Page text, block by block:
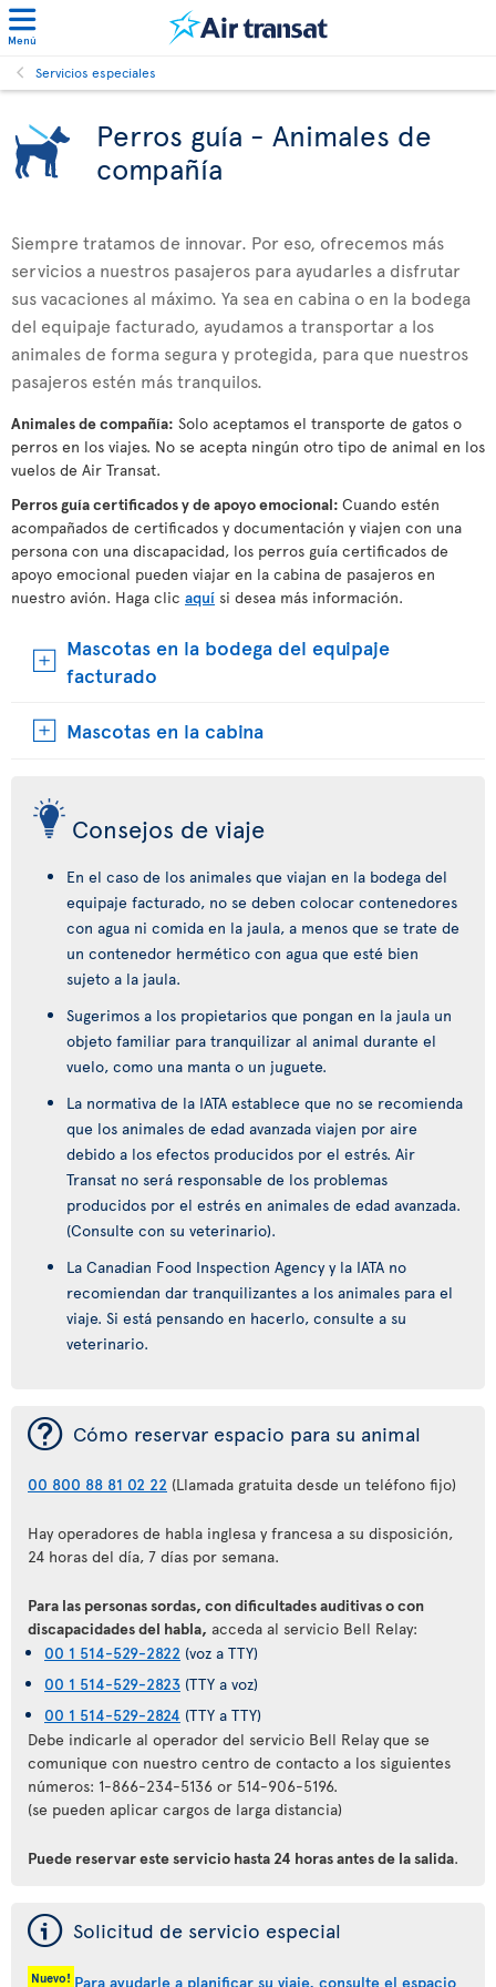
Menú
Servicios especiales
Perros guía - Animales de
compañía
Siempre tratamos de innovar. Por eso, ofrecemos más
servicios a nuestros pasajeros para ayudarles a disfrutar
sus vacaciones al máximo. Ya sea en cabina o en la bodega
del equipaje facturado, ayudamos a transportar a los
animales de forma segura y protegida, para que nuestros
pasajeros estén más tranquilos.
Animales de compañía: Solo aceptamos el transporte de gatos o
perros en los viajes. No se acepta ningún otro tipo de animal en los
vuelos de Air Transat.
Perros guía certificados y de apoyo emocional: Cuando estén
acompañados de certificados y documentación y viajen con una
persona con una discapacidad, los perros guía certificados de
apoyo emocional pueden viajar en la cabina de pasajeros en
nuestro avión. Haga clic aquí si desea más información.
Mascotas en la bodega del equipaje
facturado
Mascotas en la cabina
Consejos de viaje
En el caso de los animales que viajan en la bodega del
equipaje facturado, no se deben colocar contenedores
con agua ni comida en la jaula, a menos que se trate de
un contenedor hermético con agua que esté bien
sujeto a la jaula.
Sugerimos a los propietarios que pongan en la jaula un
objeto familiar para tranquilizar al animal durante el
vuelo, como una manta o un juguete.
La normativa de la IATA establece que no se recomienda
que los animales de edad avanzada viajen por aire
debido a los efectos producidos por el estrés. Air
Transat no será responsable de los problemas
producidos por el estrés en animales de edad avanzada.
(Consulte con su veterinario).
La Canadian Food Inspection Agency y la IATA no
recomiendan dar tranquilizantes a los animales para el
viaje. Si está pensando en hacerlo, consulte a su
veterinario.
¯ Cómo reservar espacio para su animal
00 800 88 81 02 22 (Llamada gratuita desde un teléfono fijo)
Hay operadores de habla inglesa y francesa a su disposición,
24 horas del día, 7 días por semana.
Para las personas sordas, con dificultades auditivas o con
discapacidades del habla, acceda al servicio Bell Relay:
00 1 514-529-2822 (voz a TTY)
00 1 514-529-2823 (TTY a voz)
00 1 514-529-2824 (TTY a TTY)
Debe indicarle al operador del servicio Bell Relay que se
comunique con nuestro centro de contacto a los siguientes
números: 1-866-234-5136 or 514-906-5196.
(se pueden aplicar cargos de larga distancia)
Puede reservar este servicio hasta 24 horas antes de la salida.
ý Solicitud de servicio especial
Nuevo! Para ayudarle a planificar su viaje, consulte el espacio